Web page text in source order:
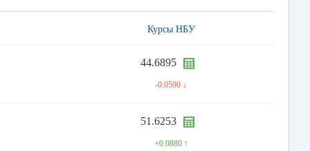
Курсы НБУ
44.6895
-0.0590 ↓
51.6253
+0.0880 ↑